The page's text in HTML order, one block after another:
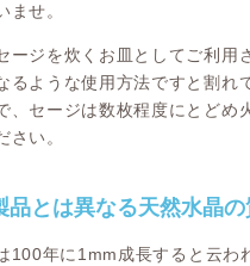
ませ。
ージを炊くお皿としてご利用
るような使用方法ですと割れ
、セージは数枚程度にとどめ
さい。
品とは異なる天然水晶
100年に1mm成長すると云わ